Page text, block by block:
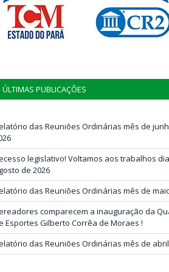
ÚLTIMAS PUBLICAÇÕES
das Reuniões Ordinárias mês de
legislativo! Voltamos aos trabalhos
de 2026
das Reuniões Ordinárias mês de
comparecem a inauguração da
Esportes Gilberto Corrêa de Moraes !
das Reuniões Ordinárias mês de